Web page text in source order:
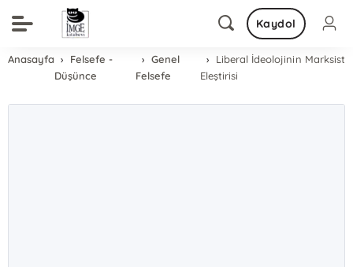
Kaydol
Anasayfa
Felsefe -
Düşünce
Genel
Felsefe
Liberal İdeolojinin Marksist
Eleştirisi